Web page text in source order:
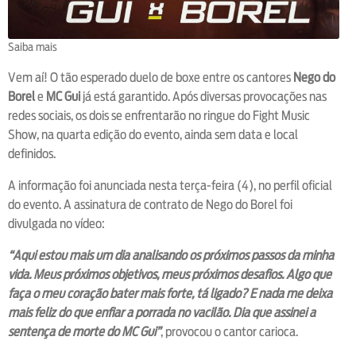
Saiba mais
Vem aí! O tão esperado duelo de boxe entre os cantores Nego do
Borele MC Gui já está garantido. Após diversas provocações nas
redes sociais, os dois se enfrentarão no ringue do Fight Music
Show, na quarta edição do evento, ainda sem data e local
definidos.
A informação foi anunciada nesta terça-feira (4), no perfil oficial
do evento. A assinatura de contrato de Nego do Borel foi
divulgada no vídeo:
“Aqui estou mais um dia analisando os próximos passos da minha
vida. Meus próximos objetivos, meus próximos desafios. Algo que
faça o meu coração bater mais forte, tá ligado? E nada me deixa
mais feliz do que enfiar a porrada no vacilão. Dia que assinei a
sentença de morte do MC Gui”, provocou o cantor carioca.